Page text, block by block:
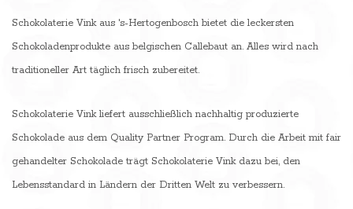
Schokolaterie Vink aus 's-Hertogenbosch bietet die leckersten
Schokoladenprodukte aus belgischen Callebaut an. Alles wird nach
traditioneller Art täglich frisch zubereitet.
Schokolaterie Vink liefert ausschließlich nachhaltig produzierte
Schokolade aus dem Quality Partner Program. Durch die Arbeit mit fair
gehandelter Schokolade trägt Schokolaterie Vink dazu bei, den
Lebensstandard in Ländern der Dritten Welt zu verbessern.